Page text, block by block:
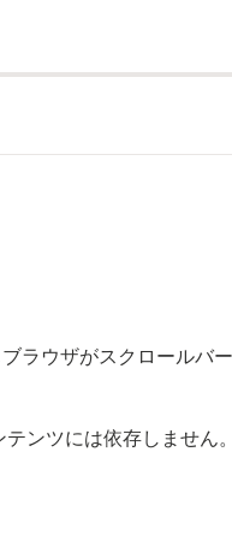
ラウザがスクロールバ
ンツには依存しません。